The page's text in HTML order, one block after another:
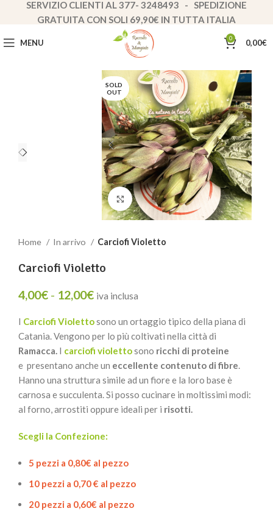
MENU 0 0,00€
SOLD
OUT
Clicca per ingrandire
Home In arrivo Carciofi Violetto
Carciofi Violetto
4,00€ - 12,00€ iva inclusa
I Carciofi Violettosono un ortaggio tipico della piana di
Catania. Vengono per lo più coltivati nella città di
Ramacca. I carciofi violettosono ricchi di proteine
e presentano anche un eccellente contenuto di fibre.
Hanno una struttura simile ad un fiore e la loro base è
carnosa e succulenta. Si posso cucinare in moltissimi modi:
al forno, arrostiti oppure ideali per i risotti.
Scegli la Confezione:
5 pezzi a 0,80€ al pezzo
10 pezzi a 0,70 € al pezzo
20 pezzi a 0,60€ al pezzo
SERVIZIO CLIENTI AL 377- 3248493 - SPEDIZIONE
GRATUITA CON SOLI 69,90€ IN TUTTA ITALIA